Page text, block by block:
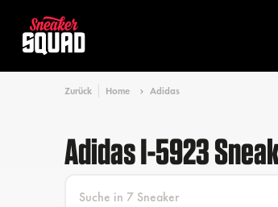
Zurück Home Adidas
Adidas I-5923